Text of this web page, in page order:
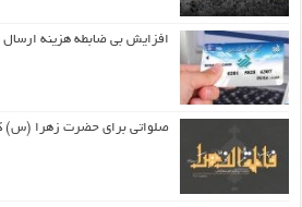
افزایش بی ضابطه هزینه ارسال
صلواتی برای حضرت زهرا (س)